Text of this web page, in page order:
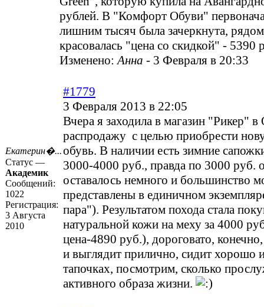
рублей. В "Комфорт Обуви"
лишним тысяч была зачеркнута,
красовалась "цена со скидкой" - 5390
Изменено:Анна - 3 Февраля в 20:33
Екатерин�...
Статус —
Академик
Сообщений:
1022
Регистрация:
3 Августа
2010
#1779
3 Февраля 2013 в 22:05
Вчера я заходила в магазин "Рикер"
распродажу с целью приобрести
обувь. В наличии есть зимние
3000-4000 руб., правда по 3000 руб.
оставалось немного и большинство
представлены в единичном
пара"). Результатом похода стала
натуральной кожи на меху за 4000
цена-4890 руб.), дороговато,
и выглядит прилично, сидит хорошо
тапочках, посмотрим, сколько
активного образа жизни.